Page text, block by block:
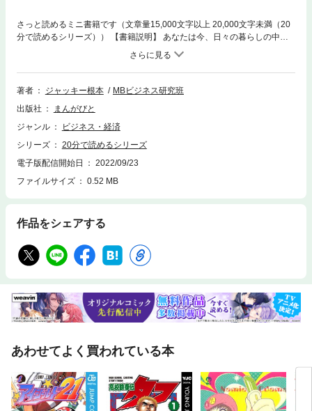
さっと読めるミニ書籍です（文章量15,000文字以上 20,000文字未満（20
分で読めるシリーズ）） 【書籍説明】 あなたは今、日々の暮らしの中で
不安を感じて気分が塞ぎ込んでしまうことはあるだろうか？ もしそうだと
したらあなたはどんな方法でその不安と向き合い、前を向いて生きていこ
うとしているのだろうか？ 現在日本は不況が三十年間近く続き、日本経済
の未来は悲観論が支配している状況である。 おまけにコロナ禍である。
多いようだ。 そして不安に苛まれた結果として自ら命を絶ってしまう人も
この時代には非常に増えているという。 それは個人的にはかなり勿体ない
前途に大きな不安を感じ、気が滅入りかけていた時期があった。 だが私は
読書をすることによってその時期を乗り越え、大局観のようなものを身に
うになり、今では毎日充実して暮らしているようにもなっている。 今回は
と思う。 たかが読書と思う勿れ、である。 【目次抜粋】 ・二十三歳の時
に不安が尽きないのなら、時代小説を読んで気を紛らわせるのもお勧め。
・資格試験の勉強をして参考書を読み込むことで、今の不安から逃れられ
詩を読んでみるのもいいかもしれない。 【著者紹介】 ジャッキー根本
（ジャッキーネモト） 1992年生まれ。 高校在学中からプロレスラーを目
指し、養成所にも通ったもののデビューには至らず。 23歳の時に芥川賞
来自分でも文章を書いてお金を稼いでみたいと思い始めライターの仕事を
著者 ジャッキー根本
MBビジネス研究班
出版社
まんがびと
ジャンル
ビジネス・経済
シリーズ
20分で読めるシリーズ
電子版配信開始日
2022/09/23
ファイルサイズ
0.52 MB
作品をシェアする
あわせてよく買われている本